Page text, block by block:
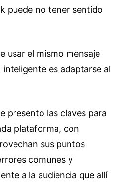
puede no tener sentido
usar el mismo mensaje
es adaptarse al
presento las claves para
plataforma, con
sus puntos
comunes y
a la audiencia que allí